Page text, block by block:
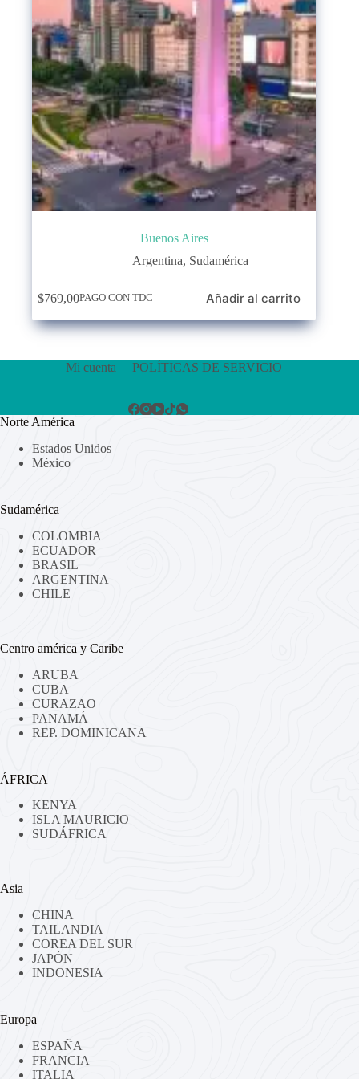
Buenos Aires
Argentina, Sudamérica
$769,00PAGO CON TDC Añadir al carrito
Mi cuenta POLÍTICAS DE SERVICIO
Norte América
Estados Unidos
México
Sudamérica
COLOMBIA
ECUADOR
BRASIL
ARGENTINA
CHILE
Centro américa y Caribe
ARUBA
CUBA
CURAZAO
PANAMÁ
REP. DOMINICANA
ÁFRICA
KENYA
ISLA MAURICIO
SUDÁFRICA
Asia
CHINA
TAILANDIA
COREA DEL SUR
JAPÓN
INDONESIA
Europa
ESPAÑA
FRANCIA
ITALIA